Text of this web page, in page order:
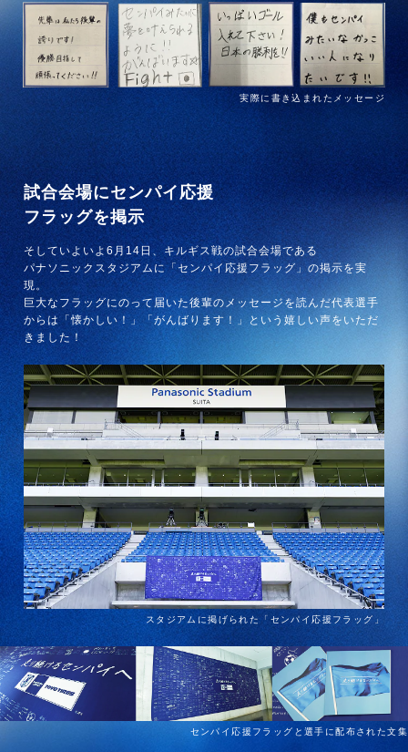
実際に書き込まれたメッセージ
試合会場にセンパイ応援
フラッグを掲示
そしていよいよ6月14日、キルギス戦の試合会場である
パナソニックスタジアムに「センパイ応援フラッグ」の掲示を実
現。
巨大なフラッグにのって届いた後輩のメッセージを読んだ代表選手
からは「懐かしい！」「がんばります！」という嬉しい声をいただ
きました！
スタジアムに掲げられた「センパイ応援フラッグ」
センパイ応援フラッグと選手に配布された文集